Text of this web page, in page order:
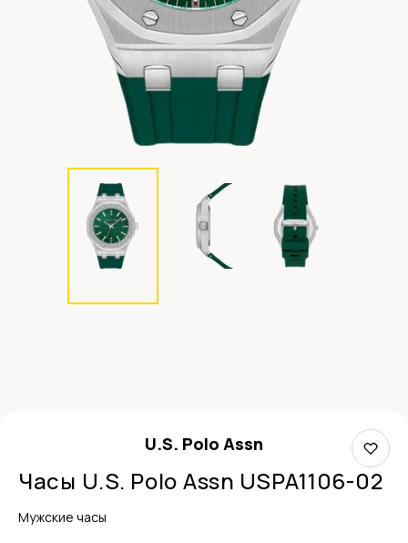
U.S. Polo Assn
Часы U.S. Polo Assn USPA1106-02
Мужские часы